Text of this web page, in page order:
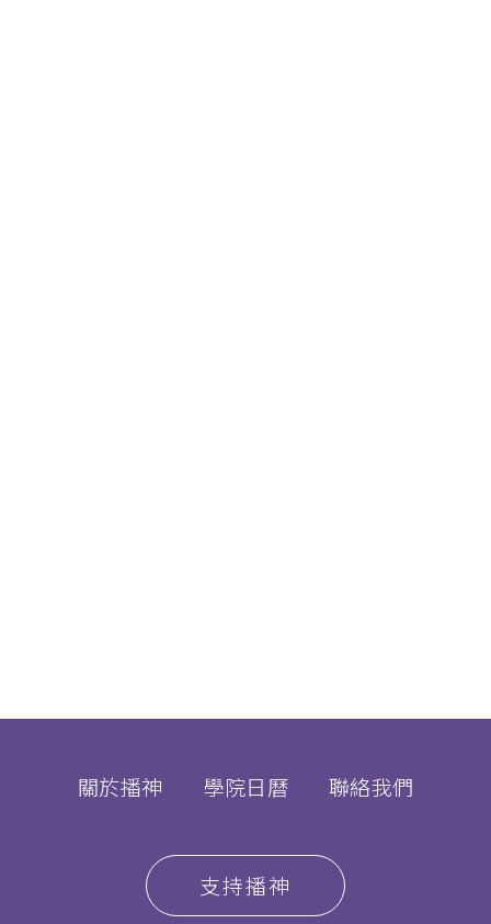
關於播神 學院日曆 聯絡我們
支持播神